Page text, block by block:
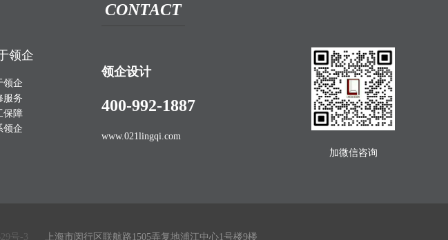
领企
领企
服务
保障
领企
CONTACT
领企设计
400-992-1887
www.021lingqi.com
加微信咨询
号-3 上海市闵行区联航路1505弄复地浦江中心1号楼9楼